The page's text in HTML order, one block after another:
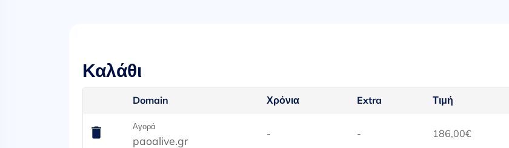
Καλάθι
Domain Χρόνια Extra Τιμή
Αγορά
paoalive.gr
- - 186,00€